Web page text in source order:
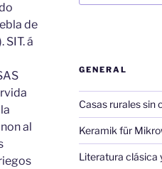
de
á
al
GENERAL
Casas rurales sin
Keramik für
Literatura clásica